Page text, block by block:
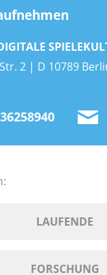
2 | D 10789
LAUFENDE
FORSCHUNG